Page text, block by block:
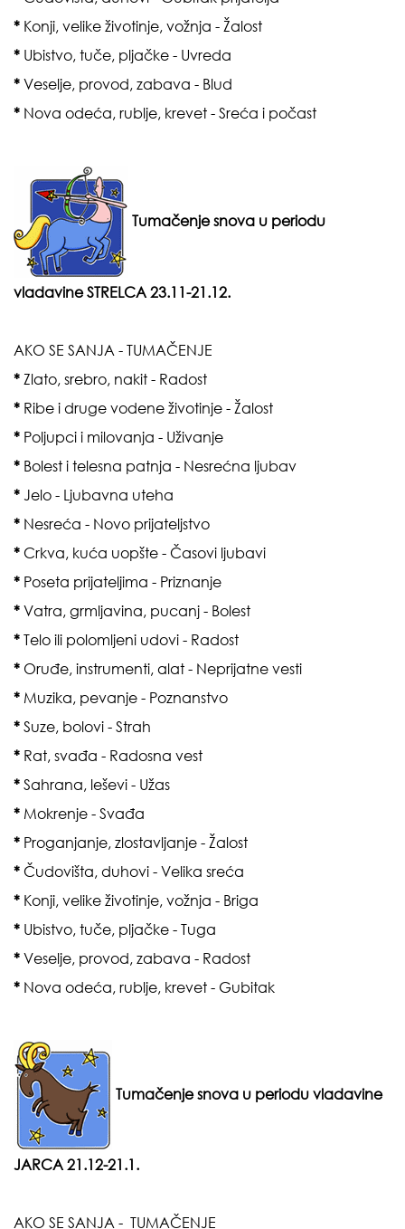
* Konji, velike životinje, vožnja - Žalost
* Ubistvo, tuče, pljačke - Uvreda
* Veselje, provod, zabava - Blud
* Nova odeća, rublje, krevet - Sreća i počast
Tumačenje snova u periodu
vladavineSTRELCA 23.11-21.12.
AKO SE SANJA - TUMAČENJE
* Zlato, srebro, nakit - Radost
* Ribe i druge vodene životinje - Žalost
* Poljupci i milovanja - Uživanje
* Bolest i telesna patnja - Nesrećna ljubav
* Jelo - Ljubavna uteha
* Nesreća - Novo prijateljstvo
* Crkva, kuća uopšte - Časovi ljubavi
* Poseta prijateljima - Priznanje
* Vatra, grmljavina, pucanj - Bolest
* Telo ili polomljeni udovi - Radost
* Oruđe, instrumenti, alat - Neprijatne vesti
* Muzika, pevanje - Poznanstvo
* Suze, bolovi - Strah
* Rat, svađa - Radosna vest
* Sahrana, leševi - Užas
* Mokrenje - Svađa
* Proganjanje, zlostavljanje - Žalost
* Čudovišta, duhovi - Velika sreća
* Konji, velike životinje, vožnja - Briga
* Ubistvo, tuče, pljačke - Tuga
* Veselje, provod, zabava - Radost
* Nova odeća, rublje, krevet - Gubitak
Tumačenje snova u periodu vladavine
JARCA 21.12-21.1.
AKO SE SANJA - TUMAČENJE